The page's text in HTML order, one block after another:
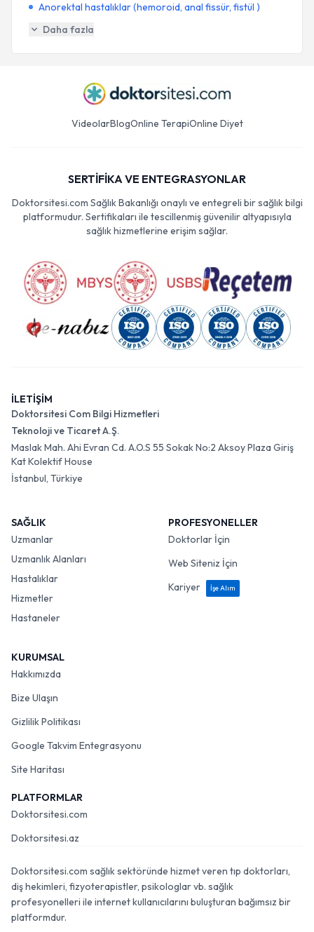
Anorektal hastalıklar (hemoroid, anal fissür, fistül )
Daha fazla
VideolarBlogOnline TerapiOnline Diyet
SERTİFİKA VE ENTEGRASYONLAR
Doktorsitesi.com Sağlık Bakanlığı onaylı ve entegreli bir sağlık bilgi
platformudur. Sertifikaları ile tescillenmiş güvenilir altyapısıyla
sağlık hizmetlerine erişim sağlar.
İLETİŞİM
Doktorsitesi Com Bilgi Hizmetleri
Teknoloji ve Ticaret A.Ş.
Maslak Mah. Ahi Evran Cd. A.O.S 55 Sokak No:2 Aksoy Plaza Giriş
Kat Kolektif House
İstanbul, Türkiye
SAĞLIK
Uzmanlar
Uzmanlık Alanları
Hastalıklar
Hizmetler
Hastaneler
PROFESYONELLER
Doktorlar İçin
Web Siteniz İçin
Kariyer
İşe Alım
KURUMSAL
Hakkımızda
Bize Ulaşın
Gizlilik Politikası
Google Takvim Entegrasyonu
Site Haritası
PLATFORMLAR
Doktorsitesi.com
Doktorsitesi.az
Doktorsitesi.com sağlık sektöründe hizmet veren tıp doktorları,
diş hekimleri, fizyoterapistler, psikologlar vb. sağlık
profesyonelleri ile internet kullanıcılarını buluşturan bağımsız bir
platformdur.